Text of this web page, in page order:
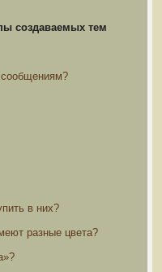
создаваемых тем
сообщениям?
в них?
разные цвета?